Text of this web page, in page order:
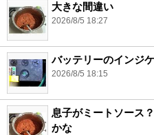
大きな間違い
2026/8/5 18:27
バッテリーのインジ
2026/8/5 18:15
息子がミートソース
かな